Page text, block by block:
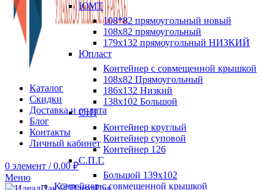
Каталог
Скидки
Доставка и оплата
Блог
Контакты
Личный кабинет
0 элемент / 0.00₽
Меню
ЮМТ
108*82 прямоугольный новый
108х82 прямоугольный
179х132 прямоугольный НИЗКИЙ
Юпласт
Контейнер с совмещенной крышкой
108х82 Прямоугольный
186х132 Низкий
138х102 Большой
СтП
Контейнер круглый
Контейнер суповой
Контейнер 126
С.П.Г.
Большой 139х102
Контейнер с совмещенной крышкой